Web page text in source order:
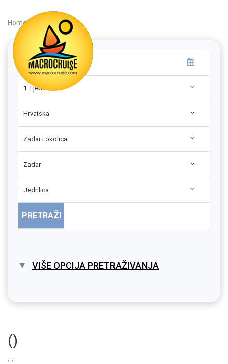
Home Search |
1 Tjedan
Hrvatska
Zadar i okolica
Zadar
Jedrilica
PRETRAŽI
VIŠE OPCIJA PRETRAŽIVANJA
()
, ,